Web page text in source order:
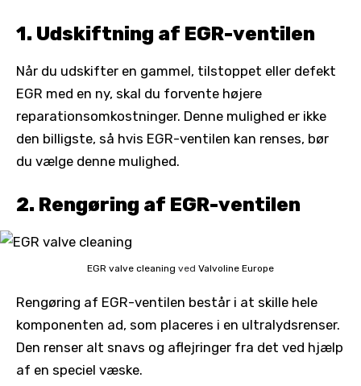
1. Udskiftning af EGR-ventilen
Når du udskifter en gammel, tilstoppet eller defekt
EGR med en ny, skal du forvente højere
reparationsomkostninger. Denne mulighed er ikke
den billigste, så hvis EGR-ventilen kan renses, bør
du vælge denne mulighed.
2. Rengøring af EGR-ventilen
EGR valve cleaning ved Valvoline Europe
Rengøring af EGR-ventilen består i at skille hele
komponenten ad, som placeres i en ultralydsrenser.
Den renser alt snavs og aflejringer fra det ved hjælp
af en speciel væske.